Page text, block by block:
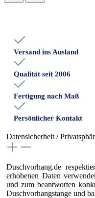
Versand ins Ausland
Qualität seit 2006
Fertigung nach Maß
Persönlicher Kontakt
Datensicherheit /
Duschvorhang.de
erhobenen Daten
und zum beantworten
Duschvorhangstange und